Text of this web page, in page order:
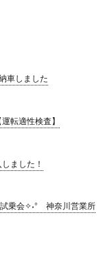
車しました
転適性検査】
ました！
乗会✧˖° 神奈川営業所